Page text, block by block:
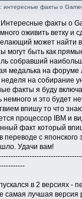
интересные факты о
Интересные факты о
оживить ветку и
может найти в
могут быть как
собравший
медалька на форуме
неделя на собирание
факты я буду
немного и это будет
впишу то что
процессор IBM и
факт который
переводе с японского
Удачи вам!
в 2 версиях -
самая лучшая версия